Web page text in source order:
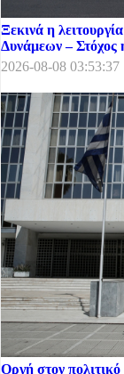
Ξεκινά η
Δυνάμεων – Στόχος
2026-08-08 03:53:37
Οργή στον